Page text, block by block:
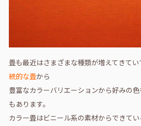
畳も最近はさまざまな種類が増えてきてい
統的な畳から
豊富なカラーバリエーションから好みの色
もあります。
カラー畳はビニール系の素材からできて